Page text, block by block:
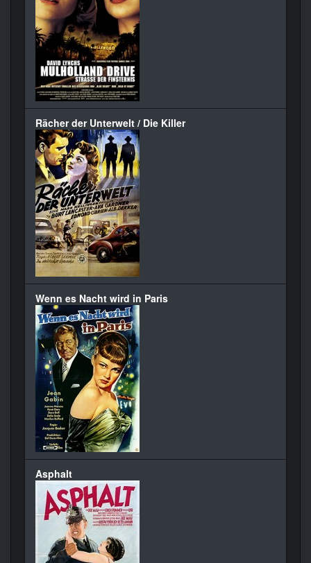
Rächer der Unterwelt / Die Killer
Wenn es Nacht wird in Paris
Asphalt